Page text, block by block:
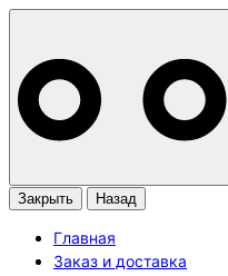
Закрыть Назад
Главная
Заказ и доставка